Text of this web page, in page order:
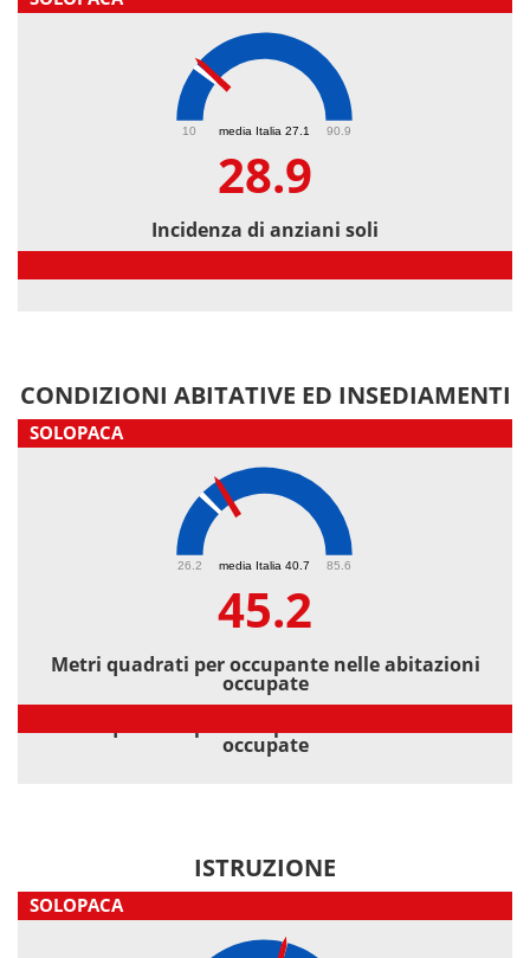
media Italia 27.1
10 90.9
28.9
Incidenza di anziani soli
CONDIZIONI ABITATIVE ED INSEDIAMENTI
SOLOPACA
media Italia 40.7
26.2 85.6
45.2
Metri quadrati per occupante nelle abitazioni
occupate
occupate
ISTRUZIONE
SOLOPACA